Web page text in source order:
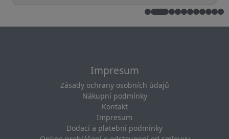
Impresum
Zásady ochrany osobních údajů
Nákupní podmínky
Kontakt
Impresum
Dodací a platební podmínky